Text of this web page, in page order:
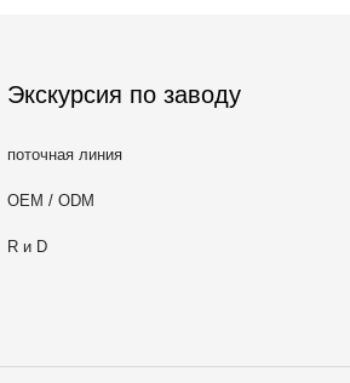
Экскурсия по заводу
поточная линия
OEM / ODM
R и D